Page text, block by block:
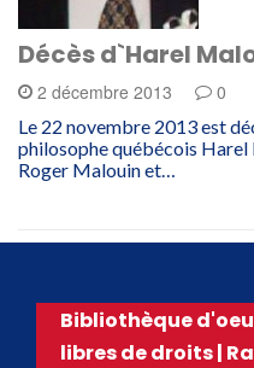
Décès d`Harel
2 décembre 2013 0
Le 22 novembre 2013 est
philosophe québécois
Roger Malouin et…
Bibliothèque
libres de droits |